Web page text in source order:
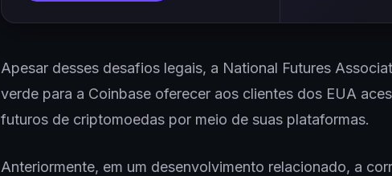
Apesar desses desafios legais, a National Futures
verde para a Coinbase oferecer aos clientes dos EUA
futuros de criptomoedas por meio de suas plataformas.
Anteriormente, em um desenvolvimento relacionado, a